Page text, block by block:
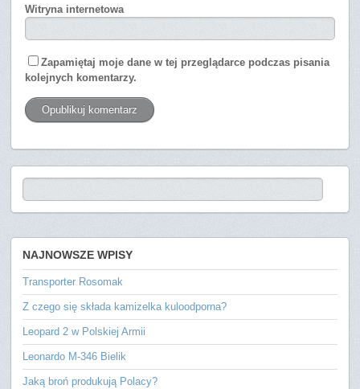
Witryna internetowa
Zapamiętaj moje dane w tej przeglądarce podczas pisania
kolejnych komentarzy.
NAJNOWSZE WPISY
Transporter Rosomak
Z czego się składa kamizelka kuloodporna?
Leopard 2 w Polskiej Armii
Leonardo M-346 Bielik
Jaką broń produkują Polacy?